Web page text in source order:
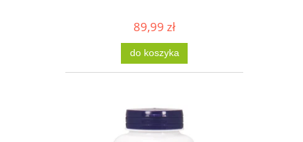
89,99 zł
do koszyka